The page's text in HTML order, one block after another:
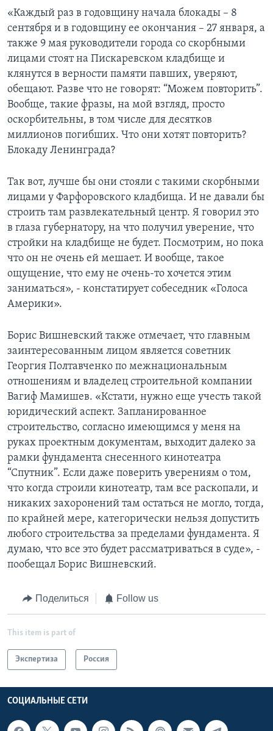
«Каждый раз в годовщину начала блокады – 8
сентября и в годовщину ее окончания – 27 января, а
также 9 мая руководители города со скорбными
лицами стоят на Пискаревском кладбище и
клянутся в верности памяти павших, уверяют,
обещают. Разве что не говорят: “Можем повторить”.
Вообще, такие фразы, на мой взгляд, просто
оскорбительны, в том числе для десятков
миллионов погибших. Что они хотят повторить?
Блокаду Ленинграда?
Так вот, лучше бы они стояли с такими скорбными
лицами у Фарфоровского кладбища. И не давали бы
строить там развлекательный центр. Я говорил это
в глаза губернатору, на что получил уверение, что
стройки на кладбище не будет. Посмотрим, но пока
что он не очень ей мешает. И вообще, такое
ощущение, что ему не очень-то хочется этим
заниматься», - констатирует собеседник «Голоса
Америки».
Борис Вишневский также отмечает, что главным
заинтересованным лицом является советник
Георгия Полтавченко по межнациональным
отношениям и владелец строительной компании
Вагиф Мамишев. «Кстати, нужно еще учесть такой
юридический аспект. Запланированное
строительство, согласно имеющимся у меня на
руках проектным документам, выходит далеко за
рамки фундамента снесенного кинотеатра
“Спутник”. Если даже поверить уверениям о том,
что когда строили кинотеатр, там все раскопали, и
никаких захоронений там остаться не могло, тогда,
по крайней мере, категорически нельзя допустить
любого строительства за пределами фундамента. Я
думаю, что все это будет рассматриваться в суде», -
пообещал Борис Вишневский.
Поделиться Follow us
This item is part of
Экспертиза Россия
СОЦИАЛЬНЫЕ СЕТИ